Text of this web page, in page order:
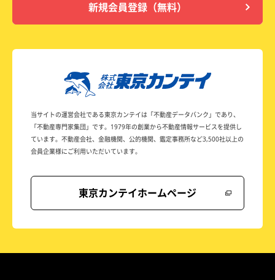
新規会員登録（無料）
当サイトの運営会社である東京カンテイは 「不動産データバンク」であり、
「不動産専門家集団」です。 1979年の創業から不動産情報サービスを提供し
ています。 不動産会社、金融機関、公的機関、鑑定事務所など3,500社以上の
会員企業様にご利用いただいています。
東京カンテイホームページ